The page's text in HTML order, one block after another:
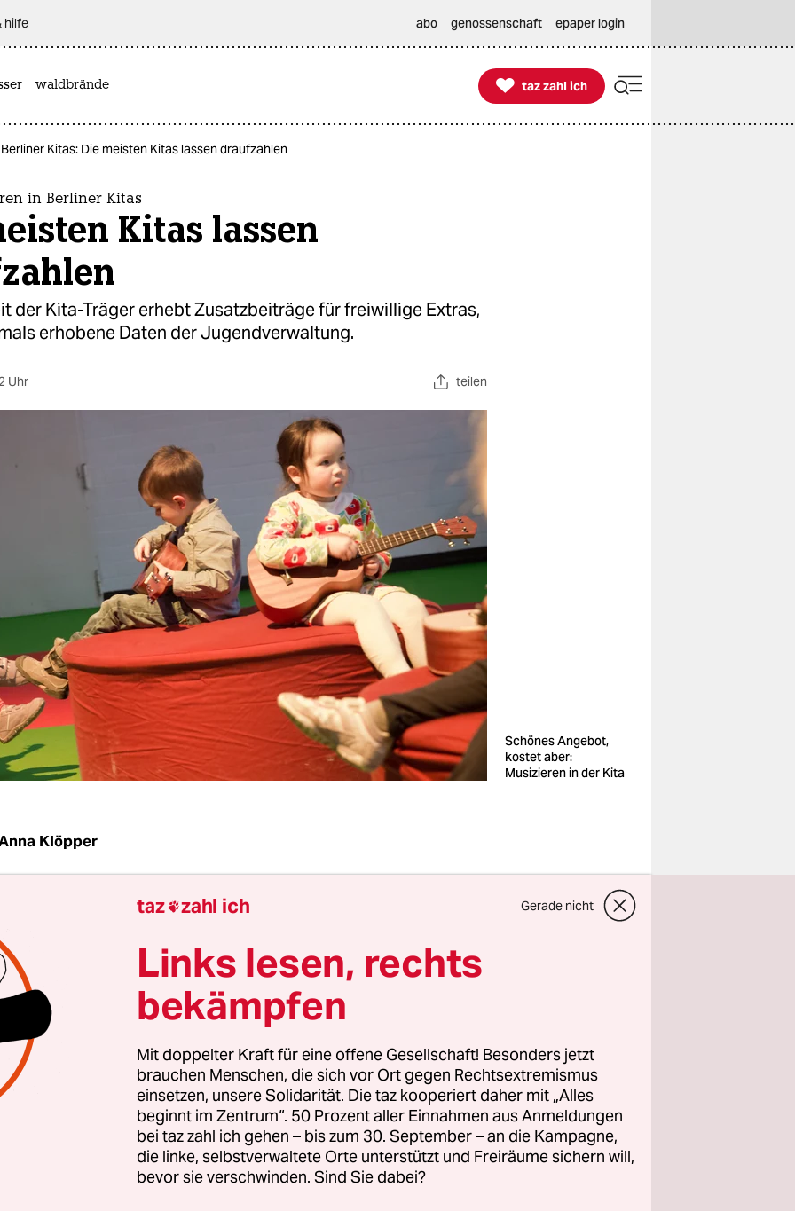
hilfe abo genossenschaft epaper login
waldbrände 
taz zahl ich
taz zahl ich
Kitas: Die meisten Kitas lassen draufzahlen
in Berliner Kitas
Kitas lassen
der Kita-Träger erhebt Zusatzbeiträge für freiwillige Extras,
erhobene Daten der Jugendverwaltung.
Uhr teilen
Schönes Angebot,
kostet aber:
Musizieren in der Kita
Klöpper
alle Kita-Jahre für Berliner Eltern beitragsfrei sind,
Mehrheit der Kindertagesstätten Gebühren für freiwillige
Kinderturnen, Musikangebote oder Bio-Essen. Das legen
nahe, die seit September erstmals
Rund 1.600 Einrichtungen, etwa 60 Prozent aller
seien bis zur Weihnachtspause der Meldepflicht
teilte eine Sprecherin von Jugendsenatorin Sandra
auf taz-Anfrage mit.
Teil, nämlich 75 Prozent, meldete Zuzahlungen an.
im Durchschnitt ausfallen und wofür im Einzelnen Geld
taz zahl ich Gerade nicht
Links lesen, rechts
bekämpfen
Mit doppelter Kraft für eine offene Gesellschaft! Besonders jetzt
brauchen Menschen, die sich vor Ort gegen Rechtsextremismus
einsetzen, unsere Solidarität. Die taz kooperiert daher mit „Alles
beginnt im Zentrum“. 50 Prozent aller Einnahmen aus Anmeldungen
bei taz zahl ich gehen – bis zum 30. September – an die Kampagne,
die linke, selbstverwaltete Orte unterstützt und Freiräume sichern will,
bevor sie verschwinden. Sind Sie dabei?